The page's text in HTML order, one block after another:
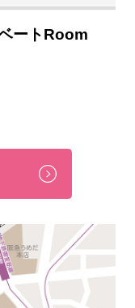
ートRoom